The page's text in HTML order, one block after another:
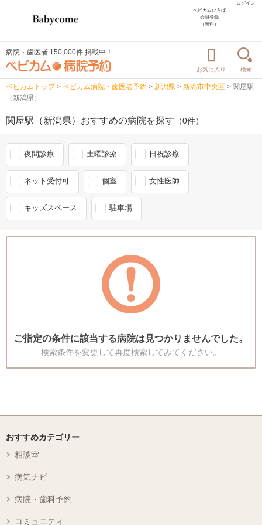
ログイン
ベビカムひろば
会員登録
（無料）
病院・歯医者 150,000件 掲載中！
お気に入り 検索
ベビカムトップ > ベビカム病院・歯医者予約 > 新潟県 > 新潟市中央区 > 関屋駅
（新潟県）
関屋駅（新潟県）おすすめの病院を探す （0件）
夜間診療 土曜診療 日祝診療
ネット受付可 個室 女性医師
キッズスペース 駐車場
ご指定の条件に該当する病院は見つかりませんでした。
検索条件を変更して再度検索してみてください。
おすすめカテゴリー
相談室
病気ナビ
病院・歯科予約
コミュニティ